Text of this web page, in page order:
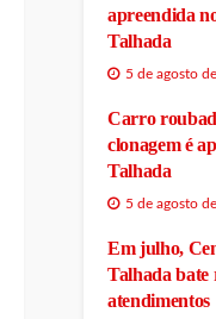
apreendida
Talhada
5 de agosto
Carro
clonagem é
Talhada
5 de agosto
Em julho,
Talhada bate
atendimentos